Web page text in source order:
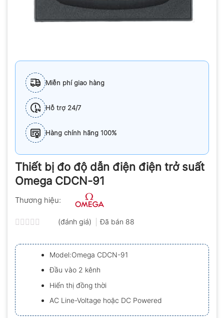
Miễn phí giao hàng
Hỗ trợ 24/7
Hàng chính hãng 100%
Thiết bị đo độ dẫn điện điện trở suất
Omega CDCN-91
Thương hiệu:
xếp
hạng
0.0
5
sao
(đánh giá) Đã bán 88
Model:Omega CDCN-91
Đầu vào 2 kênh
Hiển thị đồng thời
AC Line-Voltage hoặc DC Powered